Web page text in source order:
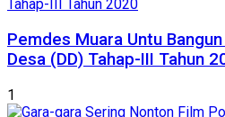
Pemdes Muara Untu
Desa (DD) Tahap-III Tahun
1